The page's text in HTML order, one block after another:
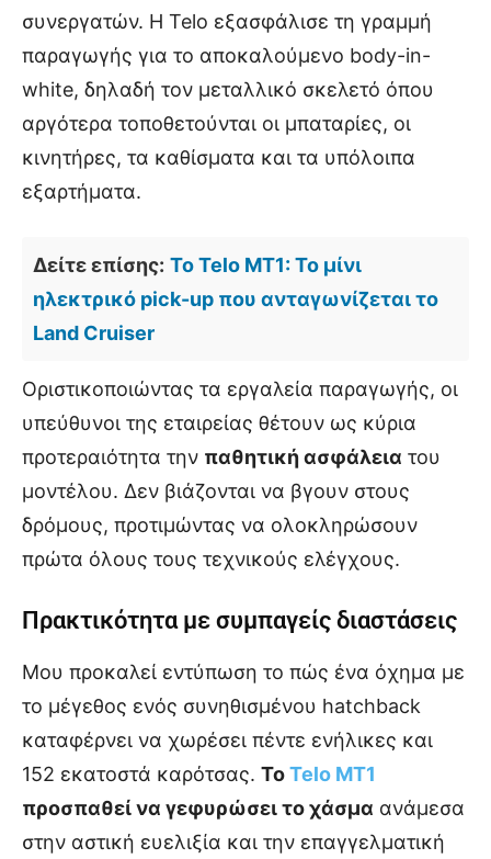
συνεργατών. Η Telo εξασφάλισε τη γραμμή
παραγωγής για το αποκαλούμενο body-in-
white, δηλαδή τον μεταλλικό σκελετό όπου
αργότερα τοποθετούνται οι μπαταρίες, οι
κινητήρες, τα καθίσματα και τα υπόλοιπα
εξαρτήματα.
Δείτε επίσης: Το Telo MT1: Το μίνι
ηλεκτρικό pick-up που ανταγωνίζεται το
Land Cruiser
Οριστικοποιώντας τα εργαλεία παραγωγής, οι
υπεύθυνοι της εταιρείας θέτουν ως κύρια
προτεραιότητα την παθητική ασφάλεια του
μοντέλου. Δεν βιάζονται να βγουν στους
δρόμους, προτιμώντας να ολοκληρώσουν
πρώτα όλους τους τεχνικούς ελέγχους.
Πρακτικότητα με συμπαγείς διαστάσεις
Μου προκαλεί εντύπωση το πώς ένα όχημα με
το μέγεθος ενός συνηθισμένου hatchback
καταφέρνει να χωρέσει πέντε ενήλικες και
152 εκατοστά καρότσας. ΤοTelo MT1
προσπαθεί να γεφυρώσει το χάσμα ανάμεσα
στην αστική ευελιξία και την επαγγελματική